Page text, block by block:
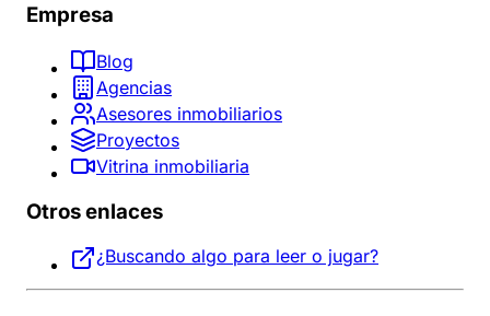
Empresa
Blog
Agencias
Asesores inmobiliarios
Proyectos
Vitrina inmobiliaria
Otros enlaces
¿Buscando algo para leer o jugar?